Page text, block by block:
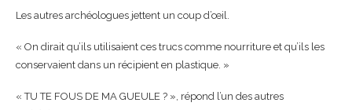
Les autres archéologues jettent un coup d’œil.
« On dirait qu’ils utilisaient ces trucs comme nourriture et qu’ils les
conservaient dans un récipient en plastique. »
« TU TE FOUS DE MA GUEULE ? », répond l’un des autres